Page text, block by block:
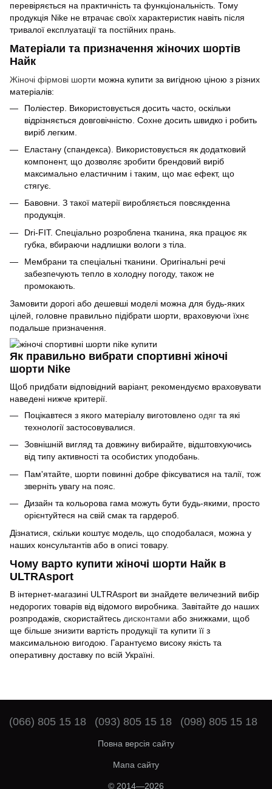
перевіряється на практичність та функціональність. Тому
продукція Nike не втрачає своїх характеристик навіть після
тривалої експлуатації та постійних прань.
Матеріали та призначення жіночих шортів
Найк
Жіночі фірмові шорти можна купити за вигідною ціною з різних
матеріалів:
Поліестер. Використовується досить часто, оскільки
відрізняється довговічністю. Сохне досить швидко і робить
виріб легким.
Еластану (спандекса). Використовується як додатковий
компонент, що дозволяє зробити брендовий виріб
максимально еластичним і таким, що має ефект, що
стягує.
Бавовни. З такої матерії виробляється повсякденна
продукція.
Dri-FIT. Спеціально розроблена тканина, яка працює як
губка, вбираючи надлишки вологи з тіла.
Мембрани та спеціальні тканини. Оригінальні речі
забезпечують тепло в холодну погоду, також не
промокають.
Замовити дорогі або дешевші моделі можна для будь-яких
цілей, головне правильно підібрати шорти, враховуючи їхнє
подальше призначення.
Як правильно вибрати спортивні жіночі
шорти Nike
Щоб придбати відповідний варіант, рекомендуємо враховувати
наведені нижче критерії.
Поцікавтеся з якого матеріалу виготовлено одяг та які
технології застосовувалися.
Зовнішній вигляд та довжину вибирайте, відштовхуючись
від типу активності та особистих уподобань.
Пам'ятайте, шорти повинні добре фіксуватися на талії, тож
зверніть увагу на пояс.
Дизайн та кольорова гама можуть бути будь-якими, просто
орієнтуйтеся на свій смак та гардероб.
Дізнатися, скільки коштує модель, що сподобалася, можна у
наших консультантів або в описі товару.
Чому варто купити жіночі шорти Найк в
ULTRAsport
В інтернет-магазині ULTRAsport ви знайдете величезний вибір
недорогих товарів від відомого виробника. Завітайте до наших
розпродажів, скористайтесь дисконтами або знижками, щоб
ще більше знизити вартість продукції та купити її з
максимальною вигодою. Гарантуємо високу якість та
оперативну доставку по всій Україні.
(066) 805 15 18 (093) 805 15 18 (098) 805 15 18
Повна версія сайту
Мапа сайту
© 2014—2026